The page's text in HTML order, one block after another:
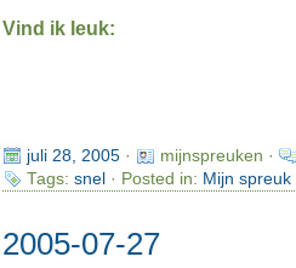
Vind ik leuk:
juli 28, 2005·
mijnspreuken ·
Tags: snel· Posted in: Mijn
2005-07-27